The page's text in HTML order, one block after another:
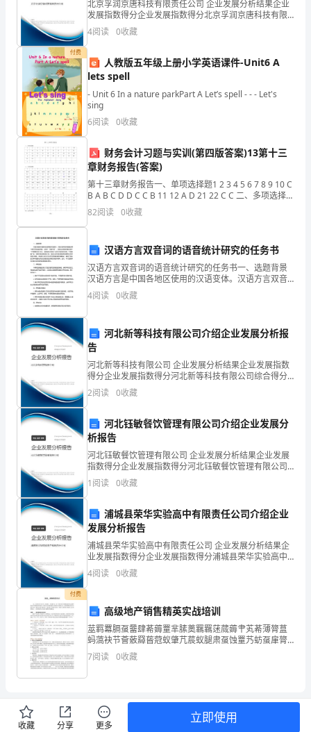
拟
易
错、
VI（含
案）
精
选
集
2023
（高
学）-
B.电子教材
D.音像教材
正确答案：C,
A.石灰窑的白色粉尘污染
A.氯气具有氧化性，使正常细胞癌化
C.氯气有毒，能杀死正常细胞，却杀不死癌细胞
正确答案：D,
7.
北京孚润京唐科技有限责任公司 企业发展分析结果企业
发展指数得分企业发展指数得分北京孚润京唐科技有限
责任公司综合得分说明：企业发展指数根据企业规模、
企业创新、企业风险、企业活力四个维度对企业发展情
4阅读 0收藏
付费
人教版五年级上册小学英语课件-Unit6 A
lets spell
- Unit 6 In a nature parkPart A Let’s spell - - - Let's
sing
6阅读 0收藏
财务会计习题与实训(第四版答案)13第十三
章财务报告(答案)
第十三章财务报告一、单项选择题1 2 3 4 5 6 7 8 9 10 C
B A B C D D C C B 11 12 A D 21 22 C C 二、多项选择题
1 213 14 15 16 17
82阅读 0收藏
汉语方言双音词的语音统计研究的任务书
汉语方言双音词的语音统计研究的任务书一、选题背景
汉语方言是中国各地区使用的汉语变体。汉语方言双音
词是指由两个音节所构成的词语，也称作“双音节词”。汉
语方言双音词是汉语中一种重要的词汇形式，其语音形
4阅读 0收藏
河北新等科技有限公司介绍企业发展分析报
告
河北新等科技有限公司 企业发展分析结果企业发展指数
得分企业发展指数得分河北新等科技有限公司综合得分
说明：企业发展指数根据企业规模、企业创新、企业风
险、企业活力四个维度对企业发展情况进行评价。该企
2阅读 0收藏
河北钰敏餐饮管理有限公司介绍企业发展分
析报告
河北钰敏餐饮管理有限公司 企业发展分析结果企业发展
指数得分企业发展指数得分河北钰敏餐饮管理有限公司
综合得分说明：企业发展指数根据企业规模、企业创
新、企业风险、企业活力四个维度对企业发展情况进行
1阅读 0收藏
浦城县荣华实验高中有限责任公司介绍企业
发展分析报告
浦城县荣华实验高中有限责任公司 企业发展分析结果企
业发展指数得分企业发展指数得分浦城县荣华实验高中
有限责任公司综合得分说明：企业发展指数根据企业规
模、企业创新、企业风险、企业活力四个维度对企业发
4阅读 0收藏
付费
高级地产销售精英实战培训
莁羁羃膈虿羀肆莃薅罿芈膆薁羈羈蒁蒇薅肀芄莃薄膂蒀
蚂薃袂节薈薂羄蒈蒄蚁肇芁莀蚁腿肃虿蚀罿艿蚄虿肁膂
薀蚈膃莇蒆蚇袃膀莂蚆羅莆蚁蚅肇膈薇螅膀莄蒃螄衿膇
荿螃肂莂莅螂膄芅蚄螁袄蒀薀螀羆芃蒆蝿肈葿莂蝿膁节
7阅读 0收藏
收藏 分享 更多
立即使用